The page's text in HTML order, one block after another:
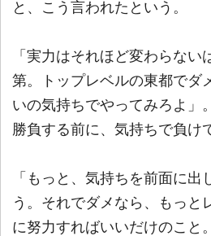
と、こう言われたという。
「実力はそれほど変わらない
第。トップレベルの東都でダ
いの気持ちでやってみろよ」
勝負する前に、気持ちで負け
「もっと、気持ちを前面に出
う。それでダメなら、もっと
に努力すればいいだけのこと